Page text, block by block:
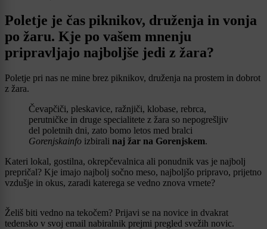
Poletje je čas piknikov, druženja in vonja
po žaru. Kje po vašem mnenju
pripravljajo najboljše jedi z žara?
Poletje pri nas ne mine brez piknikov, druženja na prostem in dobrot
z žara.
Čevapčiči, pleskavice, ražnjiči, klobase, rebrca,
perutničke in druge specialitete z žara so nepogrešljiv
del poletnih dni, zato bomo letos med bralci
Gorenjskainfo izbirali naj žar na Gorenjskem.
Kateri lokal, gostilna, okrepčevalnica ali ponudnik vas je najbolj
prepričal? Kje imajo najbolj sočno meso, najboljšo pripravo, prijetno
vzdušje in okus, zaradi katerega se vedno znova vrnete?
Želiš biti vedno na tekočem? Prijavi se na novice in dvakrat
tedensko v svoj email nabiralnik prejmi pregled svežih novic.